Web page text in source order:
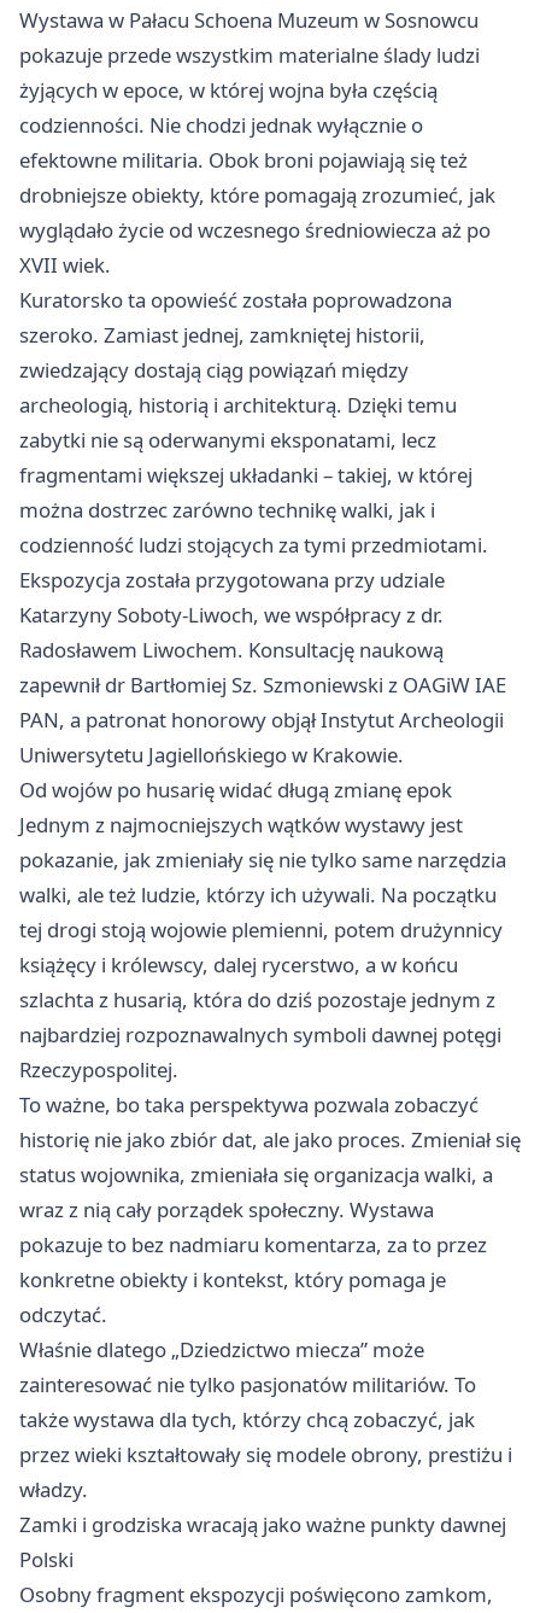
Wystawa w Pałacu Schoena Muzeum w Sosnowcu
pokazuje przede wszystkim materialne ślady ludzi
żyjących w epoce, w której wojna była częścią
codzienności. Nie chodzi jednak wyłącznie o
efektowne militaria. Obok broni pojawiają się też
drobniejsze obiekty, które pomagają zrozumieć, jak
wyglądało życie od wczesnego średniowiecza aż po
XVII wiek.
Kuratorsko ta opowieść została poprowadzona
szeroko. Zamiast jednej, zamkniętej historii,
zwiedzający dostają ciąg powiązań między
archeologią, historią i architekturą. Dzięki temu
zabytki nie są oderwanymi eksponatami, lecz
fragmentami większej układanki – takiej, w której
można dostrzec zarówno technikę walki, jak i
codzienność ludzi stojących za tymi przedmiotami.
Ekspozycja została przygotowana przy udziale
Katarzyny Soboty-Liwoch, we współpracy z dr.
Radosławem Liwochem. Konsultację naukową
zapewnił dr Bartłomiej Sz. Szmoniewski z OAGiW IAE
PAN, a patronat honorowy objął Instytut Archeologii
Uniwersytetu Jagiellońskiego w Krakowie.
Od wojów po husarię widać długą zmianę epok
Jednym z najmocniejszych wątków wystawy jest
pokazanie, jak zmieniały się nie tylko same narzędzia
walki, ale też ludzie, którzy ich używali. Na początku
tej drogi stoją wojowie plemienni, potem drużynnicy
książęcy i królewscy, dalej rycerstwo, a w końcu
szlachta z husarią, która do dziś pozostaje jednym z
najbardziej rozpoznawalnych symboli dawnej potęgi
Rzeczypospolitej.
To ważne, bo taka perspektywa pozwala zobaczyć
historię nie jako zbiór dat, ale jako proces. Zmieniał się
status wojownika, zmieniała się organizacja walki, a
wraz z nią cały porządek społeczny. Wystawa
pokazuje to bez nadmiaru komentarza, za to przez
konkretne obiekty i kontekst, który pomaga je
odczytać.
Właśnie dlatego „Dziedzictwo miecza” może
zainteresować nie tylko pasjonatów militariów. To
także wystawa dla tych, którzy chcą zobaczyć, jak
przez wieki kształtowały się modele obrony, prestiżu i
władzy.
Zamki i grodziska wracają jako ważne punkty dawnej
Polski
Osobny fragment ekspozycji poświęcono zamkom,